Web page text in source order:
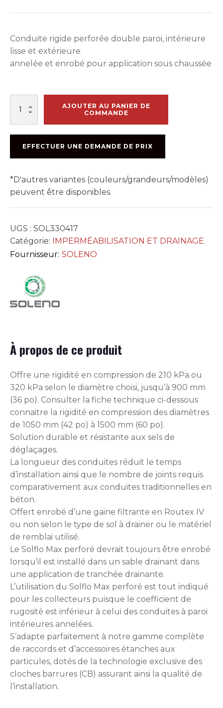
Conduite rigide perforée double paroi, intérieure
lisse et extérieure
annelée et enrobé pour application sous chaussée
DRAIN
ENROBÉ
6M
AJOUTER AU PANIER DE
COMMANDE
EFFECTUER UNE DEMANDE DE PRIX
*D'autres variantes (couleurs/grandeurs/modèles)
peuvent être disponibles.
UGS : SOL330417
Catégorie:
IMPERMÉABILISATION ET DRAINAGE
Fournisseur: SOLENO
À propos de ce produit
Offre une rigidité en compression de 210 kPa ou
320 kPa selon le diamètre choisi, jusqu’à 900 mm
(36 po). Consulter la fiche technique ci-dessous
connaitre la rigidité en compression des diamètres
de 1050 mm (42 po) à 1500 mm (60 po).
Solution durable et résistante aux sels de
déglaçages.
La longueur des conduites réduit le temps
d’installation ainsi que le nombre de joints requis
comparativement aux conduites traditionnelles en
béton.
Offert enrobé d’une gaine filtrante en Routex IV
ou non selon le type de sol à drainer ou le matériel
de remblai utilisé.
Le Solflo Max perforé devrait toujours être enrobé
lorsqu’il est installé dans un sable drainant dans
une application de tranchée drainante.
L’utilisation du Solflo Max perforé est tout indiqué
pour les collecteurs puisque le coefficient de
rugosité est inférieur à celui des conduites à paroi
intérieures annelées.
S’adapte parfaitement à notre gamme complète
de raccords et d’accessoires étanches aux
particules, dotés de la technologie exclusive des
cloches barrures (CB) assurant ainsi la qualité de
l’installation.